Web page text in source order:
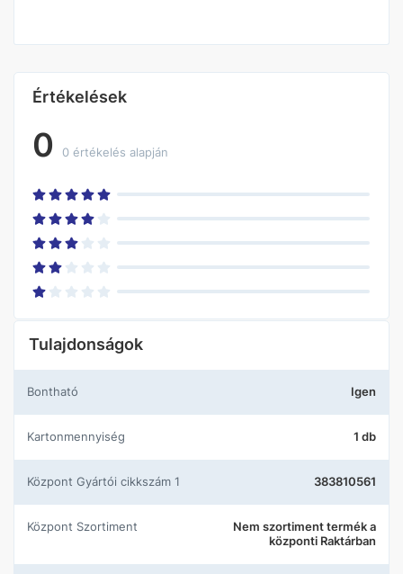
Értékelések
0 0 értékelés alapján
Tulajdonságok
Bontható Igen
Kartonmennyiség 1 db
központ Gyártói cikkszám 1 383810561
központ Szortiment
Nem szortiment termék a
központi Raktárban